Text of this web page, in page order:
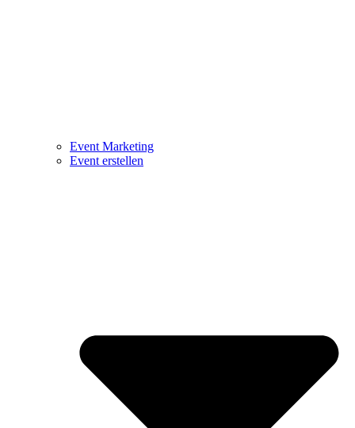
Event Marketing
Event erstellen